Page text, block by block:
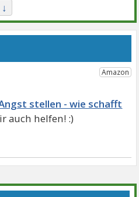
stellen - wie schafft